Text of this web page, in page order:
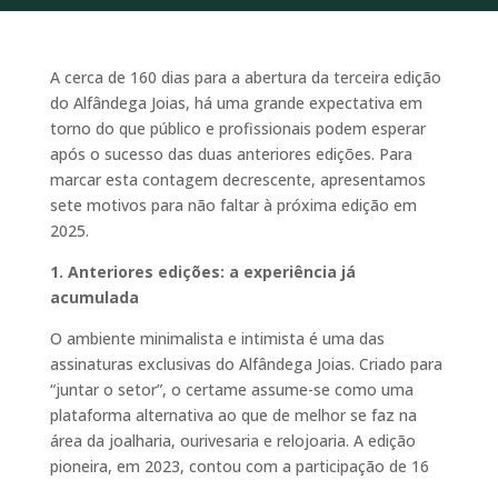
A cerca de 160 dias para a abertura da terceira edição
do Alfândega Joias, há uma grande expectativa em
torno do que público e profissionais podem esperar
após o sucesso das duas anteriores edições. Para
marcar esta contagem decrescente, apresentamos
sete motivos para não faltar à próxima edição em
2025.
1. Anteriores edições: a experiência já
acumulada
O ambiente minimalista e intimista é uma das
assinaturas exclusivas do Alfândega Joias. Criado para
“juntar o setor”, o certame assume-se como uma
plataforma alternativa ao que de melhor se faz na
área da joalharia, ourivesaria e relojoaria. A edição
pioneira, em 2023, contou com a participação de 16